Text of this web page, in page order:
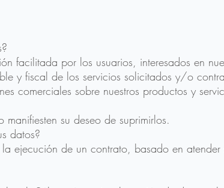
facilitada por los usuarios, interesados en
y fiscal de los servicios solicitados y/o
comerciales sobre nuestros productos y
manifiesten su deseo de suprimirlos.
datos?
ejecución de un contrato, basado en atender